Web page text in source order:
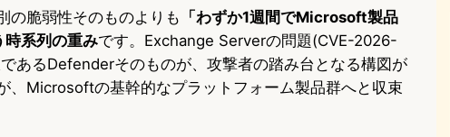
の脆弱性そのものよりも 「わずか1週間でMicrosoft製品
系列の重みです。Exchange Serverの問題(CVE-2026-
あるDefenderそのものが、攻撃者の踏み台となる構図が
、Microsoftの基幹的なプラットフォーム製品群へと収束